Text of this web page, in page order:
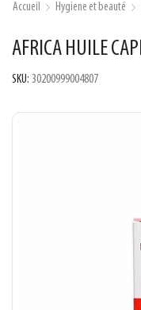
Accueil Hygiene et beauté
AFRICA HUILE
SKU: 30200999004807